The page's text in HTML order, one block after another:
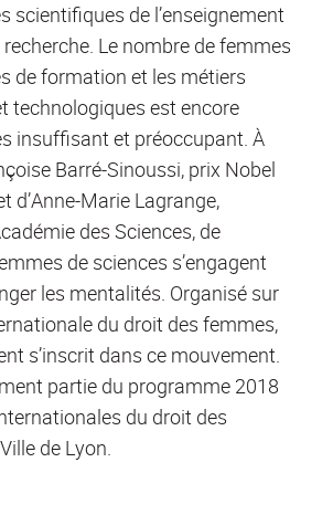
scientifiques de l’enseignement
Le nombre de femmes
de formation et les métiers
technologiques est encore
insuffisant et préoccupant. À
Barré-Sinoussi, prix Nobel
d’Anne-Marie Lagrange,
des Sciences, de
de sciences s’engagent
les mentalités. Organisé sur
du droit des femmes,
s’inscrit dans ce mouvement.
partie du programme 2018
du droit des
de Lyon.